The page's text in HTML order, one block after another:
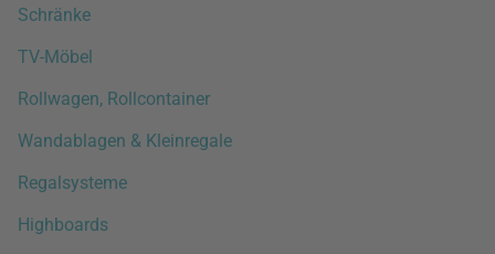
Schränke
TV-Möbel
Rollwagen, Rollcontainer
Wandablagen & Kleinregale
Regalsysteme
Highboards